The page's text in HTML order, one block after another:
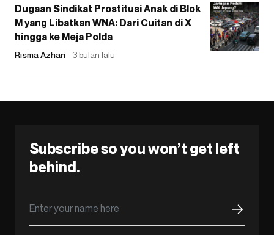
Dugaan Sindikat Prostitusi Anak di Blok
M yang Libatkan WNA: Dari Cuitan di X
hingga ke Meja Polda
Risma Azhari 3 bulan lalu
Subscribe so you won’t get left
behind.